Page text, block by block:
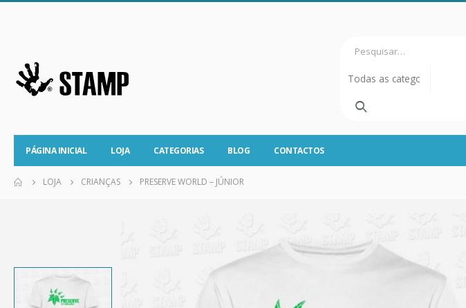
PÁGINA INICIAL LOJA CATEGORIAS BLOG CONTACTOS
LOJA CRIANÇAS PRESERVE WORLD – JÚNIOR